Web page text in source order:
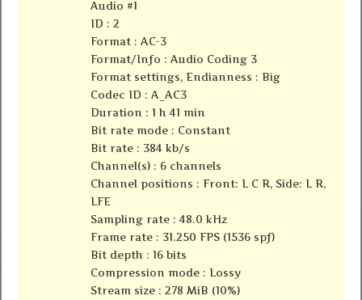
Audio #1
ID : 2
Format : AC-3
Format/Info : Audio Coding 3
Format settings, Endianness : Big
Codec ID : A_AC3
Duration : 1 h 41 min
Bit rate mode : Constant
Bit rate : 384 kb/s
Channel(s) : 6 channels
Channel positions : Front: L C R, Side: L R,
LFE
Sampling rate : 48.0 kHz
Frame rate : 31.250 FPS (1536 spf)
Bit depth : 16 bits
Compression mode : Lossy
Stream size : 278 MiB (10%)